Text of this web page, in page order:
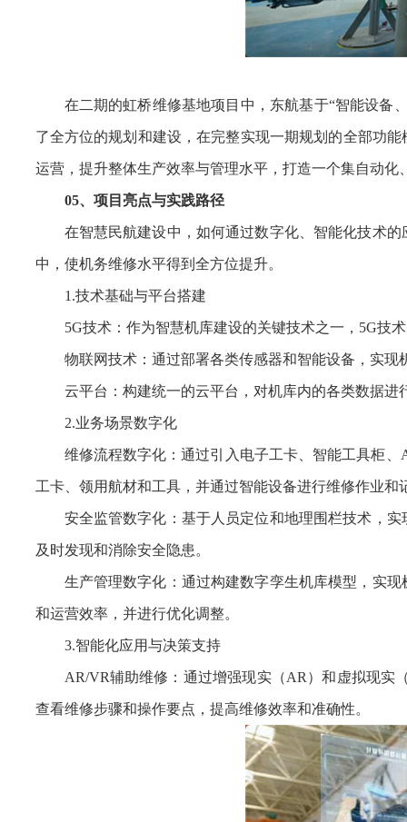
在二期的虹桥维修基地项目中，东航基于“智能设备
了全方位的规划和建设，在完整实现一期规划的全部功
运营，提升整体生产效率与管理水平，打造一个集自动
05、项目亮点与实践路径
在智慧民航建设中，如何通过数字化、智能化技术
中，使机务维修水平得到全方位提升。
1.技术基础与平台搭建
5G技术：作为智慧机库建设的关键技术之一，5G技
物联网技术：通过部署各类传感器和智能设备，实
云平台：构建统一的云平台，对机库内的各类数据
2.业务场景数字化
维修流程数字化：通过引入电子工卡、智能工具柜
工卡、领用航材和工具，并通过智能设备进行维修作业和
安全监管数字化：基于人员定位和地理围栏技术，
及时发现和消除安全隐患。
生产管理数字化：通过构建数字孪生机库模型，实
和运营效率，并进行优化调整。
3.智能化应用与决策支持
AR/VR辅助维修：通过增强现实（AR）和虚拟现实
查看维修步骤和操作要点，提高维修效率和准确性。